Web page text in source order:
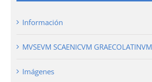
Información
MVSEVM SCAENICVM GRAECOLATINVM
Imágenes